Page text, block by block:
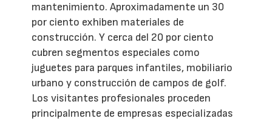
mantenimiento. Aproximadamente un 30
por ciento exhiben materiales de
construcción. Y cerca del 20 por ciento
cubren segmentos especiales como
juguetes para parques infantiles, mobiliario
urbano y construcción de campos de golf.
Los visitantes profesionales proceden
principalmente de empresas especializadas